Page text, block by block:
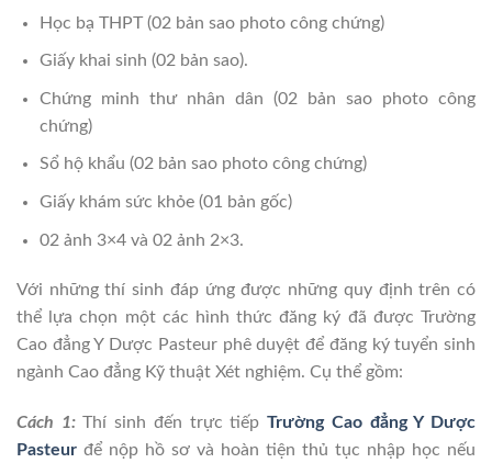
Học bạ THPT (02 bản sao photo công chứng)
Giấy khai sinh (02 bản sao).
Chứng minh thư nhân dân (02 bản sao photo công
chứng)
Sổ hộ khẩu (02 bản sao photo công chứng)
Giấy khám sức khỏe (01 bản gốc)
02 ảnh 3×4 và 02 ảnh 2×3.
Với những thí sinh đáp ứng được những quy định trên có
thể lựa chọn một các hình thức đăng ký đã được Trường
Cao đẳng Y Dược Pasteur phê duyệt để đăng ký tuyển sinh
ngành Cao đẳng Kỹ thuật Xét nghiệm. Cụ thể gồm:
Cách 1:Thí sinh đến trực tiếpTrường Cao đẳng Y Dược
Pasteur để nộp hồ sơ và hoàn tiện thủ tục nhập học nếu